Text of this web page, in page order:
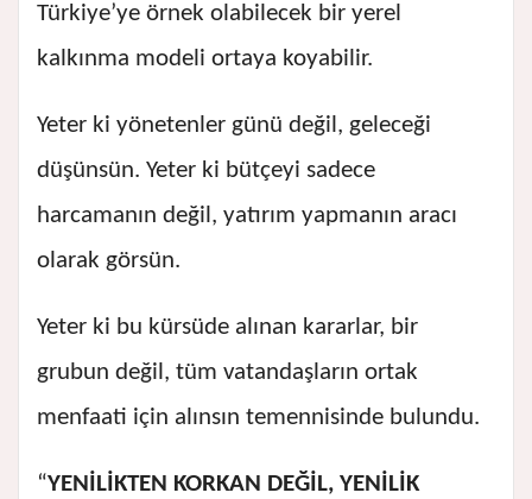
Türkiye’ye örnek olabilecek bir yerel
kalkınma modeli ortaya koyabilir.
Yeter ki yönetenler günü değil, geleceği
düşünsün. Yeter ki bütçeyi sadece
harcamanın değil, yatırım yapmanın aracı
olarak görsün.
Yeter ki bu kürsüde alınan kararlar, bir
grubun değil, tüm vatandaşların ortak
menfaati için alınsın temennisinde bulundu.
“YENİLİKTEN KORKAN DEĞİL, YENİLİK